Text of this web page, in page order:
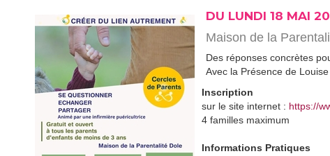
DU LUNDI 18 MAI
Maison de la
Des réponses concrètes
Avec la Présence de
Inscription
sur le site internet : https://
4 familles maximum
Informations Pratiques